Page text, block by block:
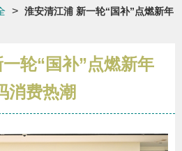
> 淮安清江浦 新一轮“国补”点燃新年
轮“国补”点燃新年
消费热潮